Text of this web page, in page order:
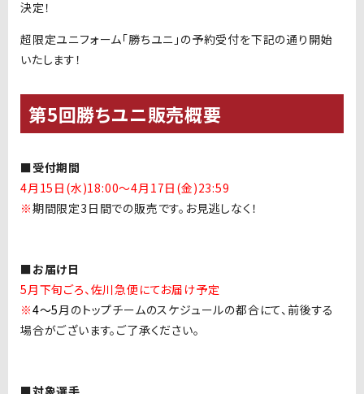
決定！
超限定ユニフォーム「勝ちユニ」の予約受付を下記の通り開始
いたします！
第5回勝ちユニ販売概要
■受付期間
4月15日(水)18:00～4月17日(金)23:59
※期間限定3 日間での販売です。お見逃しなく！
■お届け日
5月下旬ごろ、佐川急便にてお届け予定
※4〜5月のトップチームのスケジュールの都合にて、前後する
場合がございます。ご了承ください。
■対象選手